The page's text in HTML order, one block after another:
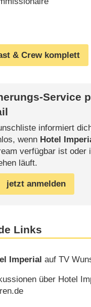
& Crew komplett
Service
informiert
wenn Hotel
verfügbar ist oder
läuft.
jetzt anmelden
Links
Imperial auf TV
über Hotel